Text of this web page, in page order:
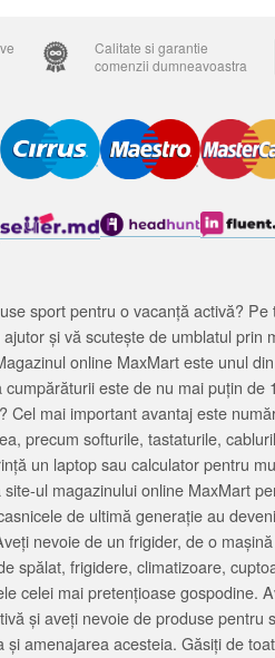
Calitate si garantie
comenzii dumneavoastra
sport pentru o vacanță activă?
și vă scutește de umblatul
online MaxMart este unul
este de nu mai puțin
mai important avantaj este
precum softurile, tastaturile,
un laptop sau calculator pentru
ul magazinului online MaxMart
de ultimă generație au
nevoie de un frigider, de o
spălat, frigidere, climatizoare,
celei mai pretențioase gospodine.
și aveți nevoie de produse
amenajarea acesteia. Găsiți de